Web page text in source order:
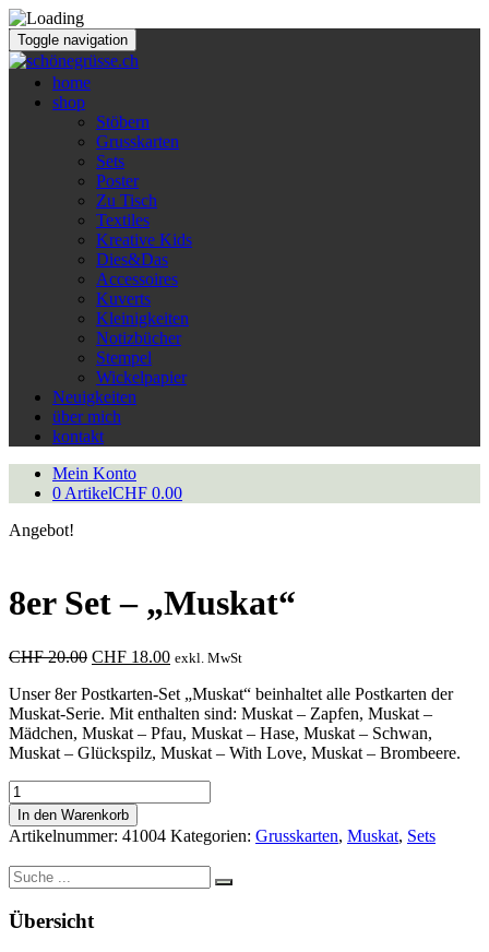
Toggle navigation
home
shop
Stöbern
Grusskarten
Sets
Poster
Zu Tisch
Textiles
Kreative Kids
Dies&Das
Accessoires
Kuverts
Kleinigkeiten
Notizbücher
Stempel
Wickelpapier
Neuigkeiten
über mich
kontakt
Mein Konto
0 ArtikelCHF 0.00
Angebot!
8er Set – „Muskat“
CHF20.00 Ursprünglicher
war:
CHF 20.00
CHF 18.00Aktueller
ist:
CHF 18.00.
exkl. MwSt
Unser 8er Postkarten-Set „Muskat“ beinhaltet alle Postkarten der
Muskat-Serie. Mit enthalten sind: Muskat – Zapfen, Muskat –
Mädchen, Muskat – Pfau, Muskat – Hase, Muskat – Schwan,
Muskat – Glückspilz, Muskat – With Love, Muskat – Brombeere.
8er
Set
-
"Muskat"
Menge
In den Warenkorb
Artikelnummer: 41004 Kategorien: Grusskarten, Muskat, Sets
Suche
nach:
Übersicht